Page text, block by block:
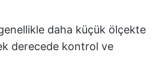
daha küçük ölçekte
derecede kontrol ve